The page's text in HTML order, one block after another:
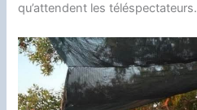
qu’attendent les téléspectateurs.